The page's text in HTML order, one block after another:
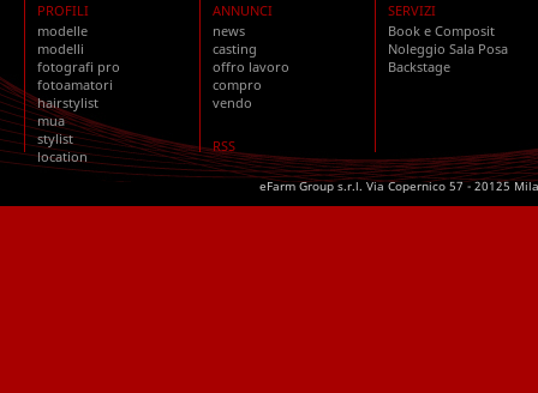
PROFILI
modelle
modelli
fotografi pro
fotoamatori
hairstylist
mua
stylist
location
ANNUNCI
news
casting
offro lavoro
compro
vendo
RSS
SERVIZI
Book e Composit
Noleggio Sala Posa
Backstage
eFarm Group s.r.l. Via Copernico 57 - 20125